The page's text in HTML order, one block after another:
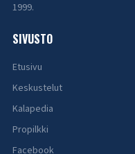
1999.
SIVUSTO
Etusivu
Keskustelut
Kalapedia
Propilkki
Facebook